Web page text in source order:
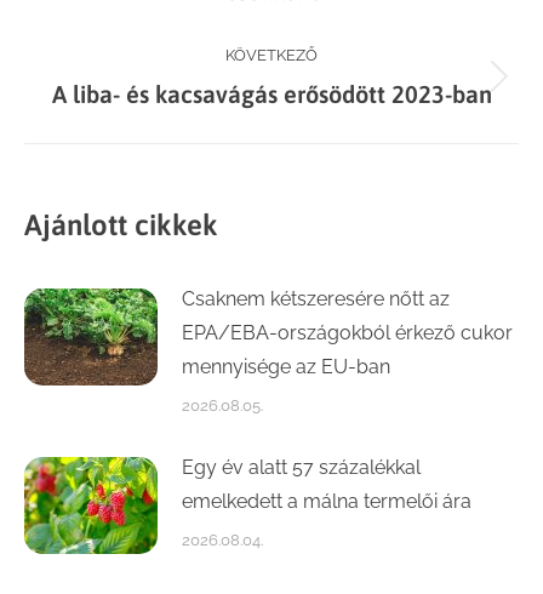
KÖVETKEZŐ
Next
A liba- és kacsavágás erősödött 2023-ban
Ajánlott cikkek
Csaknem kétszeresére nőtt az
EPA/EBA-országokból érkező cukor
mennyisége az EU-ban
2026.08.05.
Egy év alatt 57 százalékkal
emelkedett a málna termelői ára
2026.08.04.